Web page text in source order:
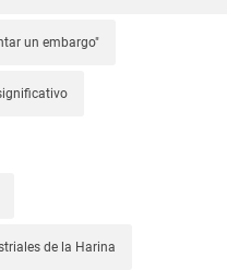
un embargo"
de la Harina